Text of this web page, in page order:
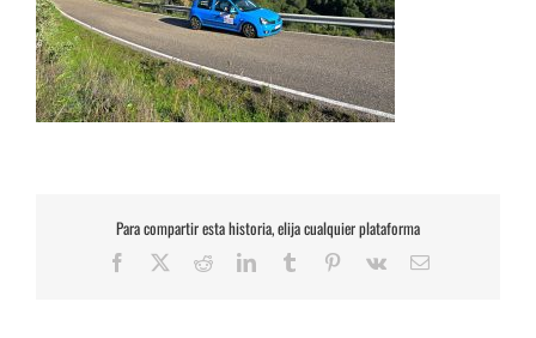
Para compartir esta historia, elija cualquier plataforma
Facebook RedditLinkedInTumblr Pinterest
Vk
Correo